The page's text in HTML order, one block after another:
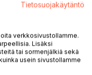
Tietosuojakäytäntö
verkkosivustollamme.
Lisäksi
tai sormenjälkiä sekä
usein sivustollamme